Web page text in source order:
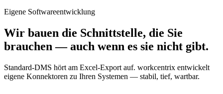
Eigene Softwareentwicklung
Wir bauen die Schnittstelle, die Sie
brauchen — auch wenn es sie nicht gibt.
Standard-DMS hört am Excel-Export auf. workcentrix entwickelt
eigene Konnektoren zu Ihren Systemen — stabil, tief, wartbar.